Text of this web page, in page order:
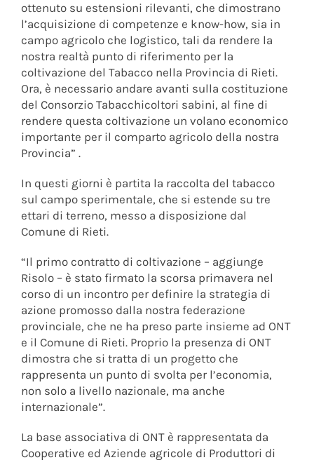
ottenuto su estensioni rilevanti, che dimostrano
l’acquisizione di competenze e know-how, sia in
campo agricolo che logistico, tali da rendere la
nostra realtà punto di riferimento per la
coltivazione del Tabacco nella Provincia di Rieti.
Ora, è necessario andare avanti sulla costituzione
del Consorzio Tabacchicoltori sabini, al fine di
rendere questa coltivazione un volano economico
importante per il comparto agricolo della nostra
Provincia” .
In questi giorni è partita la raccolta del tabacco
sul campo sperimentale, che si estende su tre
ettari di terreno, messo a disposizione dal
Comune di Rieti.
“Il primo contratto di coltivazione – aggiunge
Risolo – è stato firmato la scorsa primavera nel
corso di un incontro per definire la strategia di
azione promosso dalla nostra federazione
provinciale, che ne ha preso parte insieme ad ONT
e il Comune di Rieti. Proprio la presenza di ONT
dimostra che si tratta di un progetto che
rappresenta un punto di svolta per l’economia,
non solo a livello nazionale, ma anche
internazionale”.
La base associativa di ONT è rappresentata da
Cooperative ed Aziende agricole di Produttori di